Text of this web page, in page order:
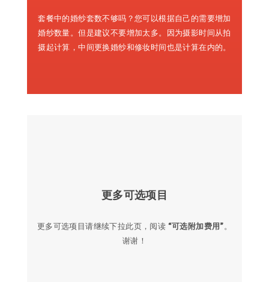
套餐中的婚纱套数不够吗？您可以根据自己的需要增加
婚纱数量。但是建议不要增加太多。因为摄影时间从拍
摄起计算，中间更换婚纱和修妆时间也是计算在内的。
更多可选项目
更多可选项目请继续下拉此页，阅读 “可选附加费用”。
谢谢！